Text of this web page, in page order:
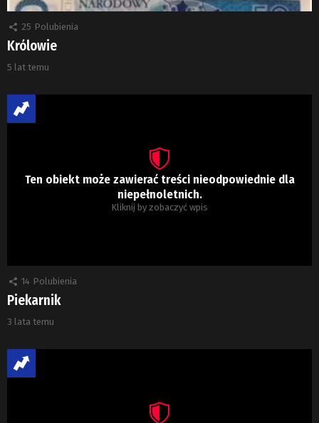
25 Polubienia
Królowie
5 lat temu
Ten obiekt może zawierać treści nieodpowiednie dla
niepełnoletnich.
Kliknij by zobaczyć wpis
14 Polubienia
Piekarnik
3 lata temu